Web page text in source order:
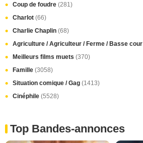
Coup de foudre (281)
Charlot (66)
Charlie Chaplin (68)
Agriculture / Agriculteur / Ferme / Basse cour
Meilleurs films muets (370)
Famille (3058)
Situation comique / Gag (1413)
Cinéphile (5528)
Top Bandes-annonces